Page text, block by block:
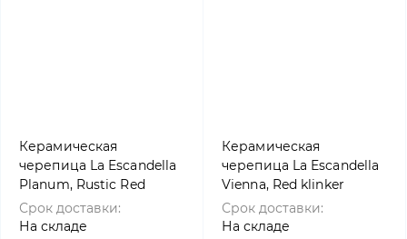
Керамическая
черепица La Escandella
Planum, Rustic Red
Срок доставки:
На складе
Керамическая
черепица La Escandella
Vienna, Red klinker
Срок доставки:
На складе